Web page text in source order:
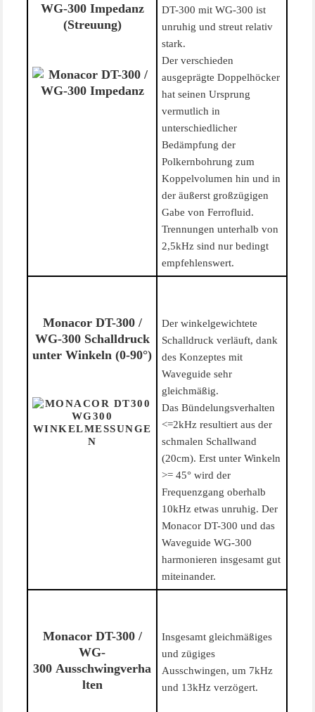
WG-300 Impedanz
(Streuung)
DT-300 mit WG-300 ist
unruhig und streut relativ
stark.
Der verschieden
ausgeprägte Doppelhöcker
hat seinen Ursprung
vermutlich in
unterschiedlicher
Bedämpfung der
Polkernbohrung zum
Koppelvolumen hin und in
der äußerst großzügigen
Gabe von Ferrofluid.
Trennungen unterhalb von
2,5kHz sind nur bedingt
empfehlenswert.
Monacor DT-300 /
WG-300 Schalldruck
unter Winkeln (0-90°)
Der winkelgewichtete
Schalldruck verläuft, dank
des Konzeptes mit
Waveguide sehr
gleichmäßig.
Das Bündelungsverhalten
<=2kHz resultiert aus der
schmalen Schallwand
(20cm). Erst unter Winkeln
>= 45° wird der
Frequenzgang oberhalb
10kHz etwas unruhig. Der
Monacor DT-300 und das
Waveguide WG-300
harmonieren insgesamt gut
miteinander.
Monacor DT-300 /
WG-
300 Ausschwingverha
lten
Insgesamt gleichmäßiges
und zügiges
Ausschwingen, um 7kHz
und 13kHz verzögert.